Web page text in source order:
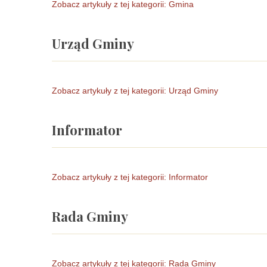
Zobacz artykuły z tej kategorii: Gmina
Kultura
Zobacz artykuły z tej kategorii: Kultura
Gmina
Zobacz artykuły z tej kategorii: Gmina
Ochrona środowiska
Zobacz artykuły z tej kategorii: Ochrona środowiska
Urząd Gminy
Zobacz artykuły z tej kategorii: Urząd Gminy
Urząd Gminy
Zobacz artykuły z tej kategorii: Urząd Gminy
Gospodarka i inwestycje
Informator
Zobacz artykuły z tej kategorii: Informator
Informator
Zobacz artykuły z tej kategorii: Informator
Rada Gminy
Zobacz artykuły z tej kategorii: Rada Gminy